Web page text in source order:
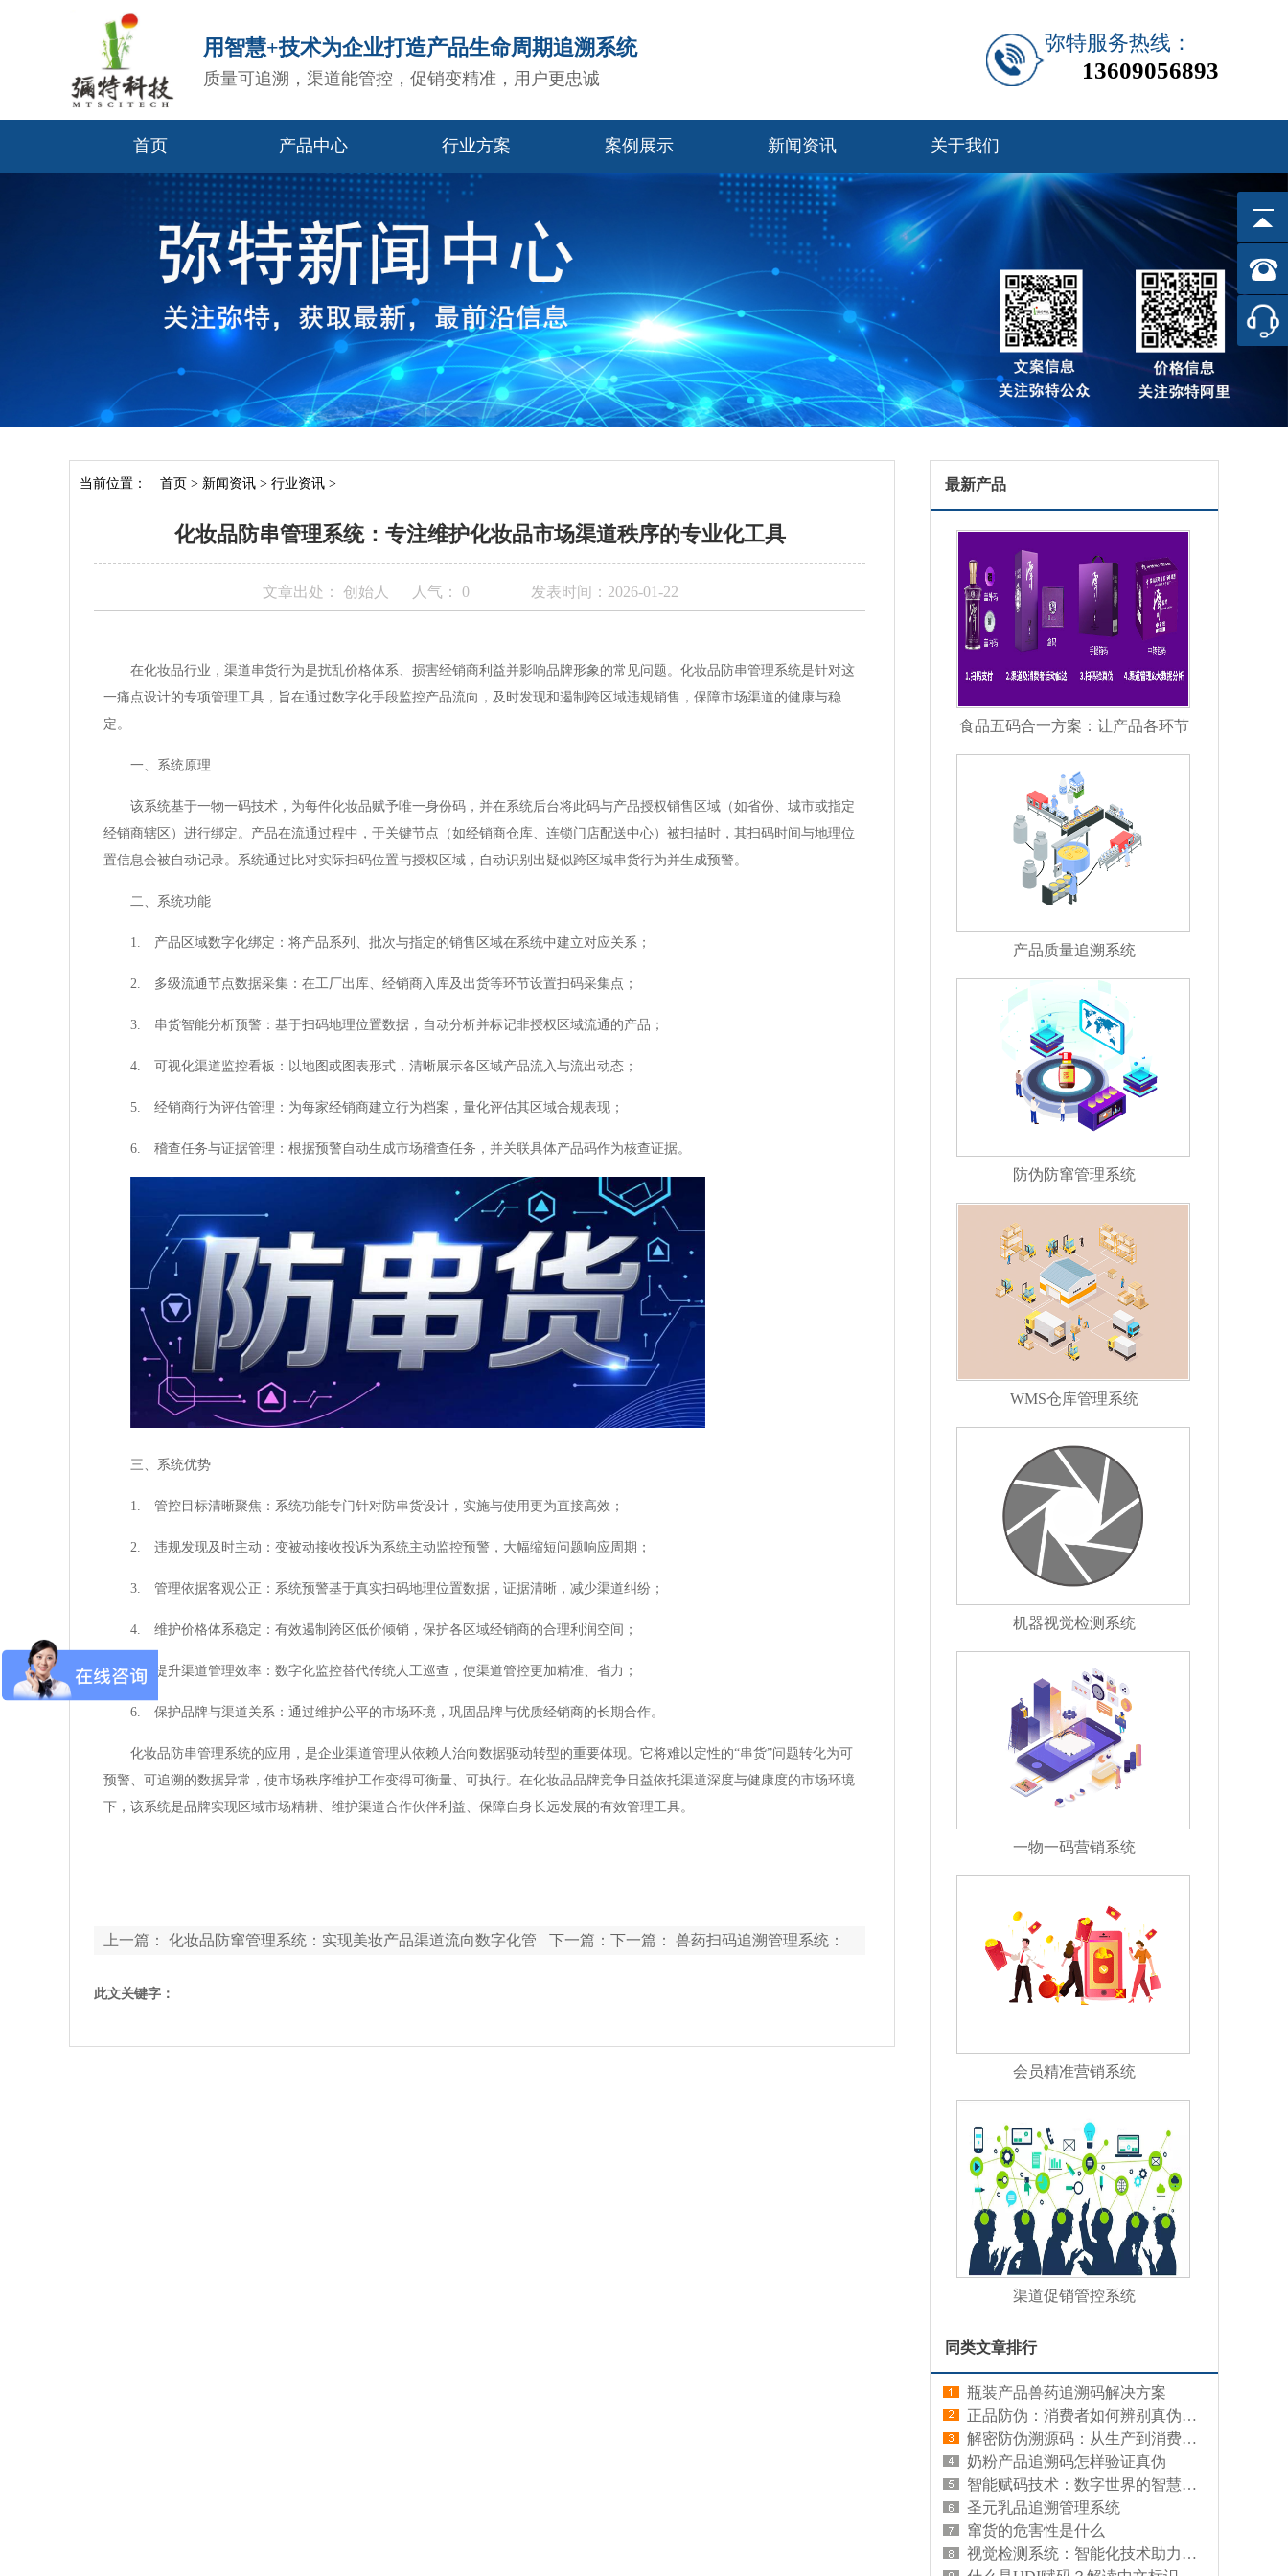
用智慧+技术为企业打造产品生命周期追溯系统
质量可追溯，渠道能管控，促销变精准，用户更忠诚
弥特服务热线：
13609056893
首页 产品中心 行业方案 案例展示 新闻资讯 关于我们
当前位置： 首页 > 新闻资讯 > 行业资讯 >
化妆品防串管理系统：专注维护化妆品市场渠道秩序的专业化工具
文章出处： 创始人 人气： 0 发表时间：2026-01-22
在化妆品行业，渠道串货行为是扰乱价格体系、损害经销商利益并影响品牌形象的常见问题。化妆品防串管理系统是针对这
一痛点设计的专项管理工具，旨在通过数字化手段监控产品流向，及时发现和遏制跨区域违规销售，保障市场渠道的健康与稳
定。
一、系统原理
该系统基于一物一码技术，为每件化妆品赋予唯一身份码，并在系统后台将此码与产品授权销售区域（如省份、城市或指定
经销商辖区）进行绑定。产品在流通过程中，于关键节点（如经销商仓库、连锁门店配送中心）被扫描时，其扫码时间与地理位
置信息会被自动记录。系统通过比对实际扫码位置与授权区域，自动识别出疑似跨区域串货行为并生成预警。
二、系统功能
1. 产品区域数字化绑定：将产品系列、批次与指定的销售区域在系统中建立对应关系；
2. 多级流通节点数据采集：在工厂出库、经销商入库及出货等环节设置扫码采集点；
3. 串货智能分析预警：基于扫码地理位置数据，自动分析并标记非授权区域流通的产品；
4. 可视化渠道监控看板：以地图或图表形式，清晰展示各区域产品流入与流出动态；
5. 经销商行为评估管理：为每家经销商建立行为档案，量化评估其区域合规表现；
6. 稽查任务与证据管理：根据预警自动生成市场稽查任务，并关联具体产品码作为核查证据。
三、系统优势
1. 管控目标清晰聚焦：系统功能专门针对防串货设计，实施与使用更为直接高效；
2. 违规发现及时主动：变被动接收投诉为系统主动监控预警，大幅缩短问题响应周期；
3. 管理依据客观公正：系统预警基于真实扫码地理位置数据，证据清晰，减少渠道纠纷；
4. 维护价格体系稳定：有效遏制跨区低价倾销，保护各区域经销商的合理利润空间；
5. 提升渠道管理效率：数字化监控替代传统人工巡查，使渠道管控更加精准、省力；
6. 保护品牌与渠道关系：通过维护公平的市场环境，巩固品牌与优质经销商的长期合作。
化妆品防串管理系统的应用，是企业渠道管理从依赖人治向数据驱动转型的重要体现。它将难以定性的“串货”问题转化为可
预警、可追溯的数据异常，使市场秩序维护工作变得可衡量、可执行。在化妆品品牌竞争日益依托渠道深度与健康度的市场环境
下，该系统是品牌实现区域市场精耕、维护渠道合作伙伴利益、保障自身长远发展的有效管理工具。
下一篇：下一篇： 兽药扫码追溯管理系统：
上一篇： 化妆品防窜管理系统：实现美妆产品渠道流向数字化管
此文关键字：
最新产品
食品五码合一方案：让产品各环节
信息彼此关联
产品质量追溯系统
防伪防窜管理系统
WMS仓库管理系统
机器视觉检测系统
一物一码营销系统
会员精准营销系统
渠道促销管控系统
同类文章排行
瓶装产品兽药追溯码解决方案
正品防伪：消费者如何辨别真伪，保护自身权益
解密防伪溯源码：从生产到消费的全链条追溯
奶粉产品追溯码怎样验证真伪
智能赋码技术：数字世界的智慧编码
圣元乳品追溯管理系统
窜货的危害性是什么
视觉检测系统：智能化技术助力精准识别